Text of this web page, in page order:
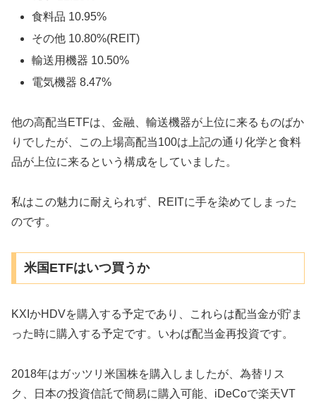
食料品 10.95%
その他 10.80%(REIT)
輸送用機器 10.50%
電気機器 8.47%
他の高配当ETFは、金融、輸送機器が上位に来るものばか
りでしたが、この上場高配当100は上記の通り化学と食料
品が上位に来るという構成をしていました。
私はこの魅力に耐えられず、REITに手を染めてしまった
のです。
米国ETFはいつ買うか
KXIかHDVを購入する予定であり、これらは配当金が貯ま
った時に購入する予定です。いわば配当金再投資です。
2018年はガッツリ米国株を購入しましたが、為替リス
ク、日本の投資信託で簡易に購入可能、iDeCoで楽天VT